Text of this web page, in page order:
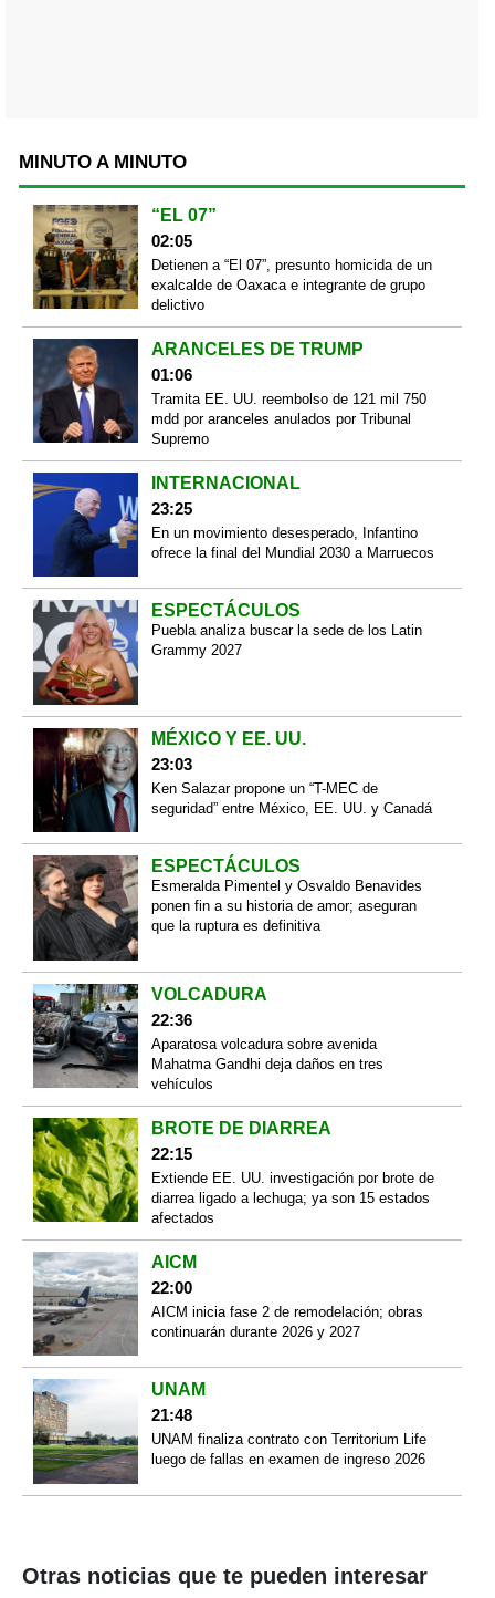
MINUTO A MINUTO
“EL 07”
02:05
Detienen a “El 07”, presunto homicida de un
exalcalde de Oaxaca e integrante de grupo
delictivo
ARANCELES DE TRUMP
01:06
Tramita EE. UU. reembolso de 121 mil 750
mdd por aranceles anulados por Tribunal
Supremo
INTERNACIONAL
23:25
En un movimiento desesperado, Infantino
ofrece la final del Mundial 2030 a Marruecos
ESPECTÁCULOS
Puebla analiza buscar la sede de los Latin
Grammy 2027
MÉXICO Y EE. UU.
23:03
Ken Salazar propone un “T-MEC de
seguridad” entre México, EE. UU. y Canadá
ESPECTÁCULOS
Esmeralda Pimentel y Osvaldo Benavides
ponen fin a su historia de amor; aseguran
que la ruptura es definitiva
VOLCADURA
22:36
Aparatosa volcadura sobre avenida
Mahatma Gandhi deja daños en tres
vehículos
BROTE DE DIARREA
22:15
Extiende EE. UU. investigación por brote de
diarrea ligado a lechuga; ya son 15 estados
afectados
AICM
22:00
AICM inicia fase 2 de remodelación; obras
continuarán durante 2026 y 2027
UNAM
21:48
UNAM finaliza contrato con Territorium Life
luego de fallas en examen de ingreso 2026
Otras noticias que te pueden interesar